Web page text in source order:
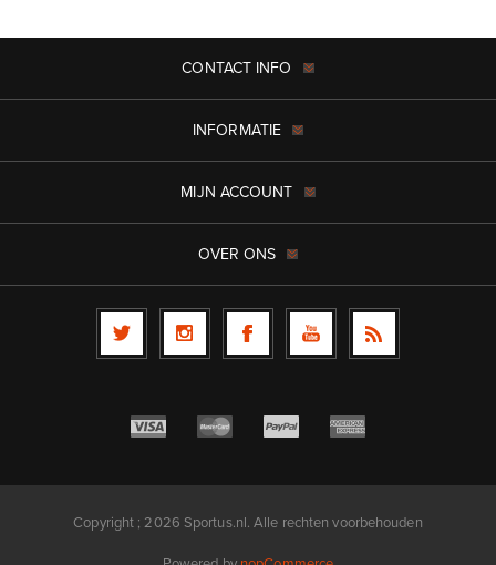
CONTACT INFO
INFORMATIE
MIJN ACCOUNT
OVER ONS
Copyright ; 2026 Sportus.nl. Alle rechten voorbehouden